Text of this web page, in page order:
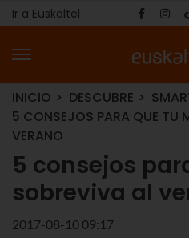
Ir a Euskaltel
INICIO DESCUBRE
5 CONSEJOS PARA QUE TU
VERANO
5 consejos
sobreviva al
2017-08-10 09:17